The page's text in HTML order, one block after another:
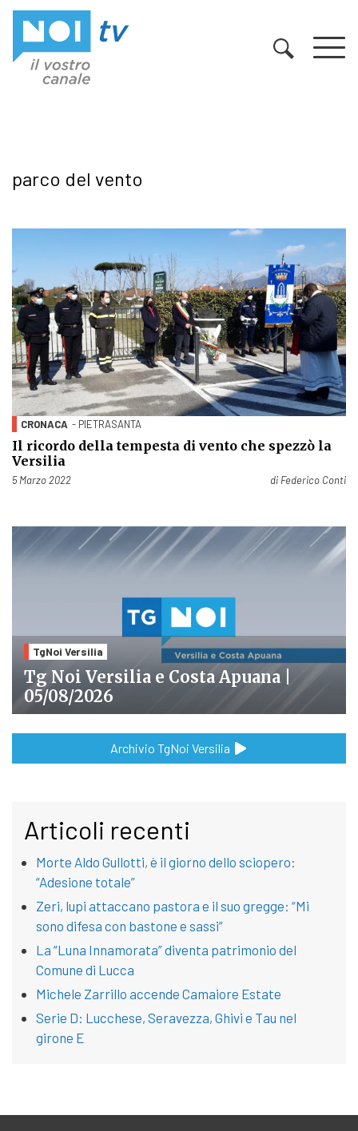
parco del vento
CRONACA - PIETRASANTA
Il ricordo della tempesta di vento che spezzò la
Versilia
Pubblicato il
5 Marzo 2022 di Federico Conti
TgNoi Versilia
Tg Noi Versilia e Costa Apuana |
05/08/2026
Archivio TgNoi Versilia
Articoli recenti
Morte Aldo Gullotti, è il giorno dello sciopero:
“Adesione totale”
Zeri, lupi attaccano pastora e il suo gregge: “Mi
sono difesa con bastone e sassi”
La “Luna Innamorata” diventa patrimonio del
Comune di Lucca
Michele Zarrillo accende Camaiore Estate
Serie D: Lucchese, Seravezza, Ghivi e Tau nel
girone E